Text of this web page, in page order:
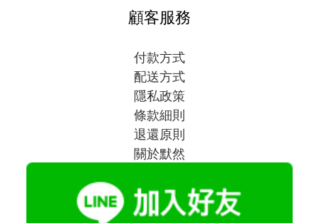
顧客服務
付款方式
配送方式
隱私政策
條款細則
退還原則
關於默然